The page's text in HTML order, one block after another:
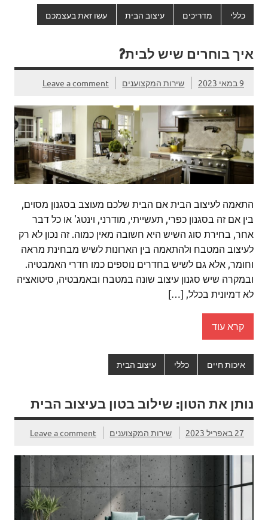
כללי מדריכים עיצוב הבית עשו זאת בעצמכם
איך בוחרים שיש לבית?
9 במאי 2023 שירות המקצוענים Leave a comment
התאמה לעיצוב הבית אם הבית שלכם מעוצב בסגנון מסוים,
בין אם זה בסגנון כפרי, תעשייתי, מודרני, וינטג' או כל דבר
אחר, בחירת סוג השיש היא חשובה מאין כמוה. זה נכון לא רק
לעיצוב המטבח ולהתאמה בין הארונות לשיש מבחינת מראה
וחומר, אלא גם לשיש בחדרים נוספים כמו חדרי האמבטיה.
ובמקרה שיש סגנון עיצוב שונה במטבח ובאמבטיה, סיטואציה
לא דמיונית בכלל, […]
קרא עוד
איכות חיים כללי עיצוב הבית
נותן את הטון: שילוב בטון בעיצוב הבית
27 באפריל 2023 שירות המקצוענים Leave a comment